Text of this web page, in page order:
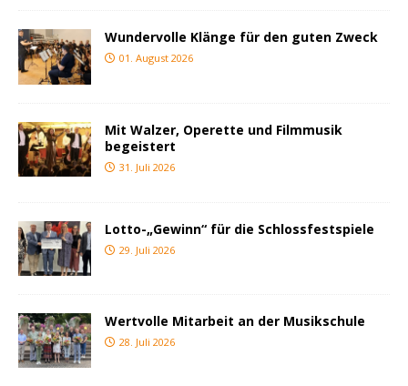
Wundervolle Klänge für den guten Zweck
01. August 2026
Mit Walzer, Operette und Filmmusik
begeistert
31. Juli 2026
Lotto-„Gewinn“ für die Schlossfestspiele
29. Juli 2026
Wertvolle Mitarbeit an der Musikschule
28. Juli 2026